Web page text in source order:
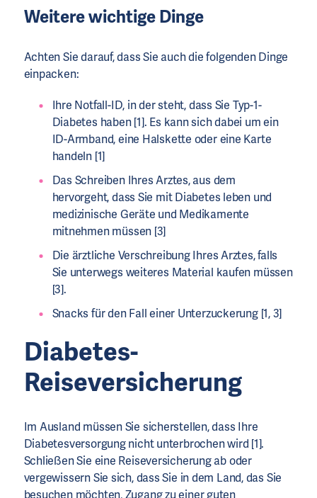
Weitere wichtige Dinge
Achten Sie darauf, dass Sie auch die folgenden Dinge
einpacken:
Ihre Notfall-ID, in der steht, dass Sie Typ-1-
Diabetes haben [1]. Es kann sich dabei um ein
ID-Armband, eine Halskette oder eine Karte
handeln [1]
Das Schreiben Ihres Arztes, aus dem
hervorgeht, dass Sie mit Diabetes leben und
medizinische Geräte und Medikamente
mitnehmen müssen [3]
Die ärztliche Verschreibung Ihres Arztes, falls
Sie unterwegs weiteres Material kaufen müssen
[3].
Snacks für den Fall einer Unterzuckerung [1, 3]
Diabetes-
Reiseversicherung
Im Ausland müssen Sie sicherstellen, dass Ihre
Diabetesversorgung nicht unterbrochen wird [1].
Schließen Sie eine Reiseversicherung ab oder
vergewissern Sie sich, dass Sie in dem Land, das Sie
besuchen möchten, Zugang zu einer guten